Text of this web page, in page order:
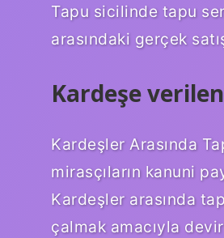
Tapu sicilinde tapu
arasındaki gerçek
Kardeşe
Kardeşler Arasında
mirasçıların kanuni
Kardeşler arasında
çalmak amacıyla